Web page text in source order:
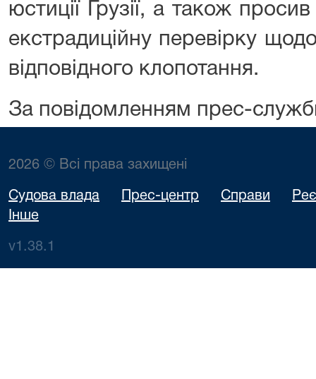
юстиції Грузії, а також
екстрадиційну перевірку
відповідного клопотання.
За повідомленням прес-
2026 © Всі права захищені
Судова влада Прес-центр Справи
Інше
v1.38.1